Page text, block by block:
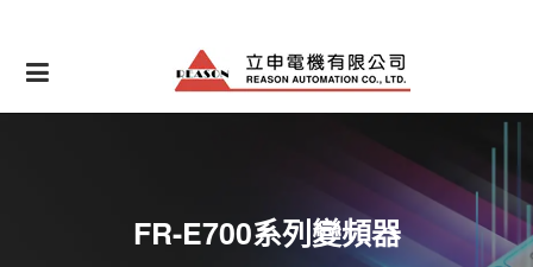
content
FR-E700系列變頻器